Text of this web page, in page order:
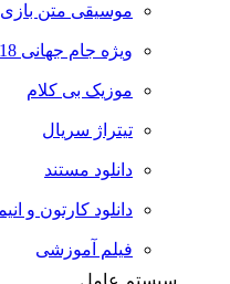
موسیقی متن بازی و فیلم
ویژه جام جهانی 2018 روسیه
موزیک بی کلام
تیتراژ سریال
دانلود مستند
دانلود کارتون و انیمیشن
فیلم آموزشی
سیستم عامل